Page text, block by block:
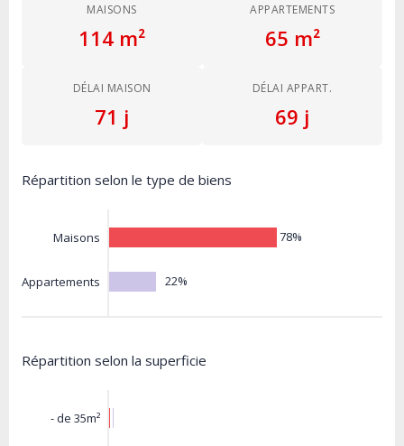
MAISONS
114 m²
APPARTEMENTS
65 m²
DÉLAI MAISON
71 j
DÉLAI APPART.
69 j
Répartition selon le type de biens
Maisons
Appartements
78%
22%
Répartition selon la superficie
- de 35m²